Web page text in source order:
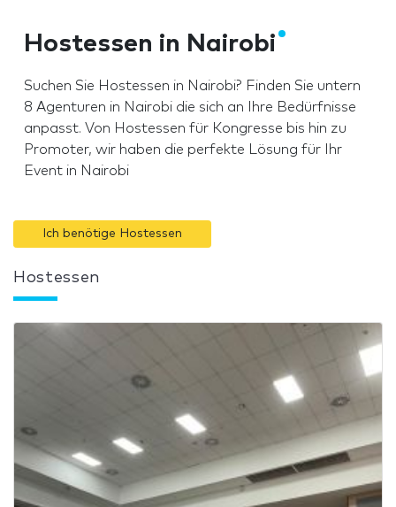
Hostessen in Nairobi
Suchen Sie Hostessen in Nairobi? Finden Sie untern
8 Agenturen in Nairobi die sich an Ihre Bedürfnisse
anpasst. Von Hostessen für Kongresse bis hin zu
Promoter, wir haben die perfekte Lösung für Ihr
Event in Nairobi
Ich benötige Hostessen
Hostessen